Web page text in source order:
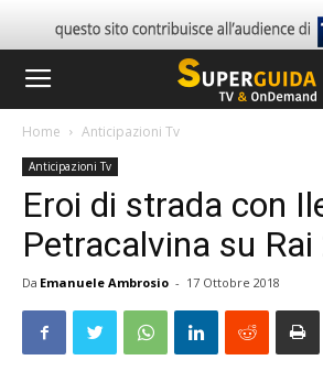
Home Anticipazioni Tv
Anticipazioni Tv
Eroi di strada con
Petracalvina su Rai
Da Emanuele Ambrosio - 17 Ottobre 2018